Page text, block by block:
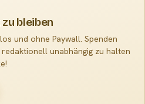
bleiben
und ohne Paywall. Spenden
unabhängig zu halten